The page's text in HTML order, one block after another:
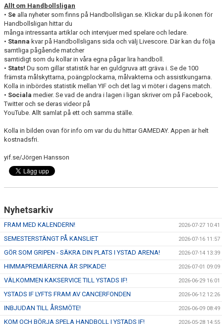
Allt om Handbollsligan
• Se alla nyheter som finns på Handbollsligan.se. Klickar du på ikonen för
Handbollsligan hittar du
många intressanta artiklar och intervjuer med spelare och ledare.
• Stanna kvar på Handbollsligans sida och välj Livescore. Där kan du följa
samtliga pågående matcher
samtidigt som du kollar in våra egna pågar lira handboll.
• Stats! Du som gillar statistik har en guldgruva att gräva i. Se de 100
främsta målskyttarna, poängplockarna, målvakterna och assistkungarna.
Kolla in inbördes statistik mellan YIF och det lag vi möter i dagens match.
• Sociala medier. Se vad de andra i lagen i ligan skriver om på Facebook,
Twitter och se deras videor på
YouTube. Allt samlat på ett och samma ställe.
Kolla in bilden ovan för info om var du du hittar GAMEDAY. Appen är helt
kostnadsfri.
yif.se/Jörgen Hansson
Nyhetsarkiv
FRAM MED KALENDERN! 2026-07-27 10:41
SEMESTERSTÄNGT PÅ KANSLIET 2026-07-16 11:57
GÖR SOM GRIPEN - SÄKRA DIN PLATS I YSTAD ARENA! 2026-07-14 13:39
HIMMAPREMIÄRERNA ÄR SPIKADE! 2026-07-01 09:09
VÄLKOMMEN KAKSERVICE TILL YSTADS IF! 2026-06-29 16:01
YSTADS IF LYFTS FRAM AV CANCERFONDEN 2026-06-12 12:26
INBJUDAN TILL ÅRSMÖTE! 2026-06-09 08:49
KOM OCH BÖRJA SPELA HANDBOLL I YSTADS IF! 2026-05-28 14:55